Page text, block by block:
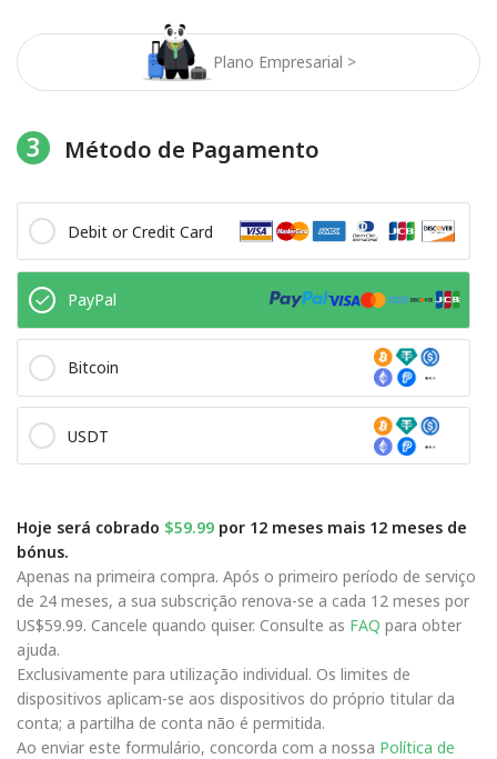
Plano Empresarial >
3 Método de Pagamento
Debit or Credit Card
PayPal
Bitcoin
USDT
Hoje será cobrado $59.99 por 12 meses mais 12 meses de
bónus.
Apenas na primeira compra. Após o primeiro período de serviço
de 24 meses, a sua subscrição renova-se a cada 12 meses por
US$59.99. Cancele quando quiser. Consulte as FAQ para obter
ajuda.
Exclusivamente para utilização individual. Os limites de
dispositivos aplicam-se aos dispositivos do próprio titular da
conta; a partilha de conta não é permitida.
Ao enviar este formulário, concorda com a nossa Política de